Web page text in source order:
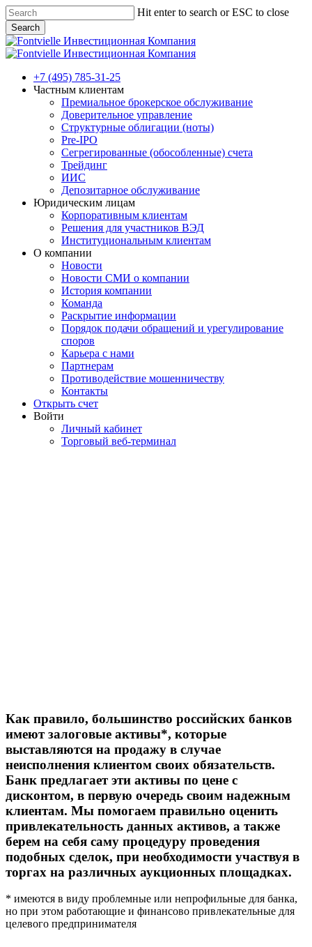
Skip
to
main
content
Hit enter to search or ESC to close
Search
Close
Search
Menu
+7 (495) 785-31-25
Частным клиентам
Премиальное брокерское обслуживание
Доверительное управление
Структурные облигации (ноты)
Pre-IPO
Сегрегированные (обособленные) счета
Трейдинг
ИИС
Депозитарное обслуживание
Юридическим лицам
Корпоративным клиентам
Решения для участников ВЭД
Институциональным клиентам
О компании
Новости
Новости СМИ о компании
История компании
Команда
Раскрытие информации
Порядок подачи обращений и урегулирование
споров
Карьера с нами
Партнерам
Противодействие мошенничеству
Контакты
Открыть счет
Войти
Личный кабинет
Торговый веб-терминал
Как правило, большинство российских банков
имеют залоговые активы*, которые
выставляются на продажу в случае
неисполнения клиентом своих обязательств.
Банк предлагает эти активы по цене с
дисконтом, в первую очередь своим надежным
клиентам. Мы помогаем правильно оценить
привлекательность данных активов, а также
берем на себя саму процедуру проведения
подобных сделок, при необходимости участвуя в
торгах на различных аукционных площадках.
* имеются в виду проблемные или непрофильные для банка,
но при этом работающие и финансово привлекательные для
целевого предпринимателя